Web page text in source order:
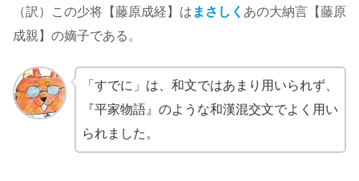
（訳）この少将【藤原成経】は まさしく あの大納言【藤原
成親】の嫡子である。
「すでに」は、和文ではあまり用いられず、
『平家物語』のような和漢混交文でよく用い
られました。